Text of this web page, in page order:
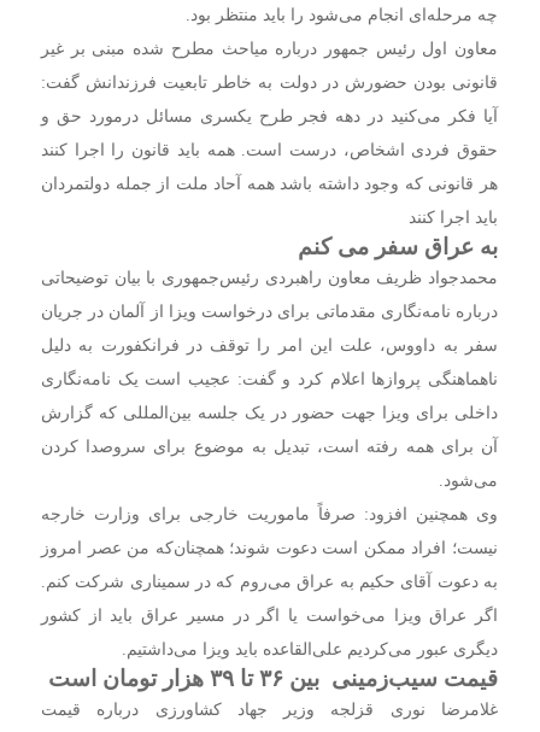
چه مرحله‌ای انجام می‌شود را باید منتظر بود.
معاون اول رئیس جمهور درباره میاحث مطرح شده مبنی بر غیر
قانونی بودن حضورش در دولت به خاطر تابعیت فرزندانش گفت:
آیا فکر می‌کنید در دهه فجر طرح یکسری مسائل درمورد حق و
حقوق فردی اشخاص، درست است. همه باید قانون را اجرا کنند
هر قانونی که وجود داشته باشد همه آحاد ملت از جمله دولتمردان
باید اجرا کنند
به عراق سفر می کنم
محمدجواد ظریف معاون راهبردی رئیس‌جمهوری با بیان توضیحاتی
درباره نامه‌نگاری مقدماتی برای درخواست ویزا از آلمان در جریان
سفر به داووس، علت این امر را توقف در فرانکفورت به دلیل
ناهماهنگی پروازها اعلام کرد و گفت: عجیب است یک نامه‌نگاری
داخلی برای ویزا جهت حضور در یک جلسه بین‌المللی که گزارش
آن برای همه رفته است، تبدیل به موضوع برای سروصدا کردن
می‌شود.
وی همچنین افزود: صرفاً ماموریت خارجی برای وزارت خارجه
نیست؛ افراد ممکن است دعوت شوند؛ همچنان‌که من عصر امروز
به دعوت آقای حکیم به عراق می‌روم که در سمیناری شرکت کنم.
اگر عراق ویزا می‌خواست یا اگر در مسیر عراق باید از کشور
دیگری عبور می‌کردیم علی‌القاعده باید ویزا می‌داشتیم.
قیمت سیب‌زمینی بین ۳۶ تا ۳۹ هزار تومان است
غلامرضا نوری قزلجه وزیر جهاد کشاورزی درباره قیمت